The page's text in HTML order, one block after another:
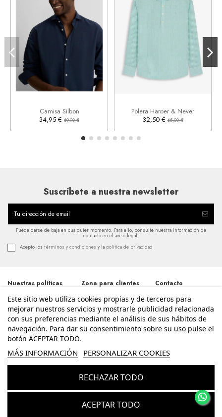
Camisa Silbon
34,95 € 69,90 €
M XL
Añadir al carrito
Polera Harper & Neyer
32,50 €65,00 €
 Añadir al carrito
Suscríbete a nuestra newsletter
Puede darse de baja en cualquier momento. Para ello, consulte nuestra información de
contacto en el aviso legal.
Acepto los términos y condiciones y la política de privacidad
Nuestras políticas
Términos y
condiciones
Política de
privacidad
Aviso legal
Accesibilidad
Zona para clientes
Iniciar sesión
Mi cuenta
Historial de pedidos
Contacte con
Guía Tallas
Contacto
Avda. Santos
Patronos 20, 46600,
Alzira - Valencia
962 411 268
Este sitio web utiliza cookies propias y de terceros para
mejorar nuestros servicios y mostrarle publicidad relacionada
con sus preferencias mediante el análisis de sus hábitos de
navegación. Para dar su consentimiento sobre su uso pulse el
botón ACEPTAR TODO.
MÁS INFORMACIÓN PERSONALIZAR COOKIES
RECHAZAR TODO
ACEPTAR TODO